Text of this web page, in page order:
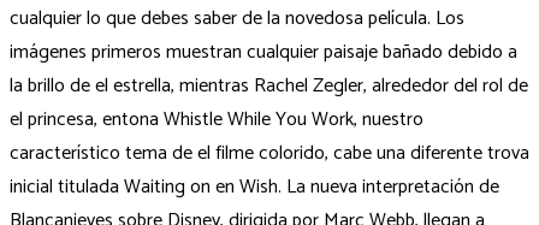
cualquier lo que debes saber de la novedosa película. Los
imágenes primeros muestran cualquier paisaje bañado debido a
la brillo de el estrella, mientras Rachel Zegler, alrededor del rol de
el princesa, entona Whistle While You Work, nuestro
característico tema de el filme colorido, cabe una diferente trova
inicial titulada Waiting on en Wish. La nueva interpretación de